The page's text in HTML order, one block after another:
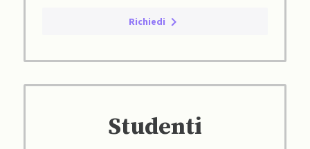
Richiedi
Studenti